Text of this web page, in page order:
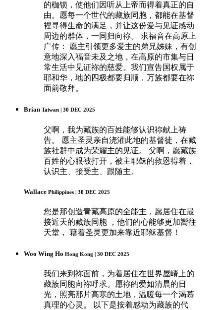
的枷锁，使他们因听从上帝而得着真正的自
由。愿每一个世代的藏族同胞，都能在基督
裡寻得生命的满足，并让这份爱与见证感动
周边的群体，一同归向祢。 求福音在高原上
广传： 愿主引领更多爱主的弟兄姊妹，有创
意地深入福音未及之地，在高原的市集与日
常生活中见证祢的慈爱。我们宣告国权属于
耶和华，地的四极都要归顺，万族都要在祢
面前敬拜。
Brian Taiwan | 30 DEC 2025
父啊，我为藏族的百姓能够认识祢献上祷
告。 愿主圣灵亲自浇灌此地的基督徒，在藏
族社群中成为荣耀主的见证。 父啊，愿藏族
百姓的心眼被打开，被主耶稣的救恩得着，
认识主、接受主、跟随主。
Wallace Philippines | 30 DEC 2025
您是那创造青藏高原的全能主，愿居住在最
接近天的藏族同胞 ，他们的心能够更加嚮往
天堂， 藉着圣灵更加来靠近耶稣基督！
Woo Wing Ho Hong Kong | 30 DEC 2025
我们来到祢面前，为着居住在世界屋嵴上的
藏族同胞向祢呼求。愿祢的爱如清晨的日
光，照亮那片高寒的土地，温暖每一个渴慕
真理的心灵。 以下是按着感动为藏族的代